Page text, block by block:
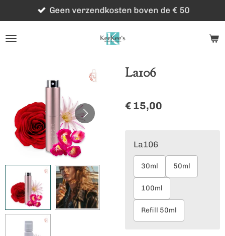
direct
naar
Geen verzendkosten boven de € 50
La106
€ 15,00
La106
30ml 50ml
100ml
Refill 50ml